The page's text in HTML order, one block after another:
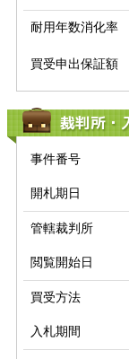
耐用年数消化率
買受申出保証額
裁判所・
事件番号
開札期日
管轄裁判所
閲覧開始日
買受方法
入札期間